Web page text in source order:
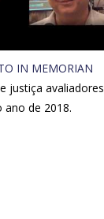
IN MEMORIAN
justiça avaliadores
ano de 2018.